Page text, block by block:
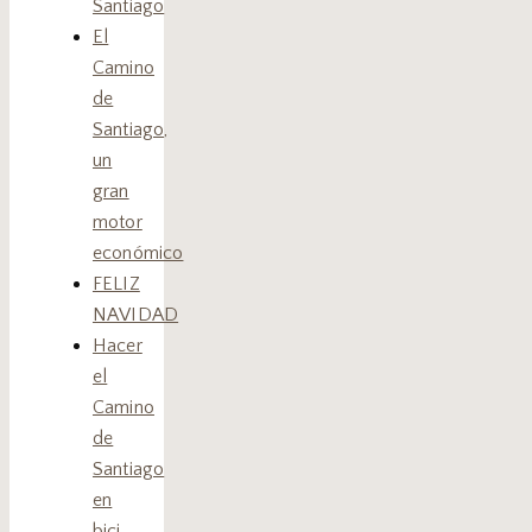
Santiago
El
Camino
de
Santiago,
un
gran
motor
económico
FELIZ
NAVIDAD
Hacer
el
Camino
de
Santiago
en